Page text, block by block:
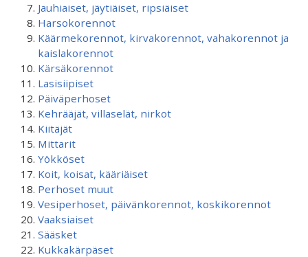
Jauhiaiset, jäytiäiset, ripsiäiset
Harsokorennot
Käärmekorennot, kirvakorennot, vahakorennot ja
kaislakorennot
Kärsäkorennot
Lasisiipiset
Päiväperhoset
Kehrääjät, villaselät, nirkot
Kiitäjät
Mittarit
Yökköset
Koit, koisat, kääriäiset
Perhoset muut
Vesiperhoset, päivänkorennot, koskikorennot
Vaaksiaiset
Sääsket
Kukkakärpäset